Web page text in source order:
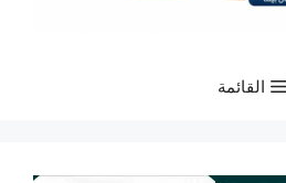
القائمة